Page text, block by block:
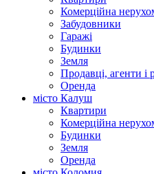
Комерційна
Забудовники
Гаражі
Будинки
Земля
Продавці, агенти і
Оренда
місто Калуш
Квартири
Комерційна
Будинки
Земля
Оренда